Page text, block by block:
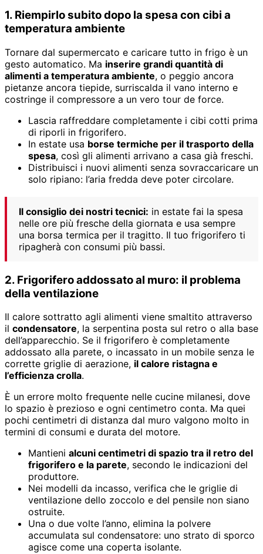
1. Riempirlo subito dopo la spesa con cibi a
temperatura ambiente
Tornare dal supermercato e caricare tutto in frigo è un
gesto automatico. Ma inserire grandi quantità di
alimenti a temperatura ambiente, o peggio ancora
pietanze ancora tiepide, surriscalda il vano interno e
costringe il compressore a un vero tour de force.
Lascia raffreddare completamente i cibi cotti prima
di riporli in frigorifero.
In estate usa borse termiche per il trasporto della
spesa, così gli alimenti arrivano a casa già freschi.
Distribuisci i nuovi alimenti senza sovraccaricare un
solo ripiano: l’aria fredda deve poter circolare.
Il consiglio dei nostri tecnici: in estate fai la spesa
nelle ore più fresche della giornata e usa sempre
una borsa termica per il tragitto. Il tuo frigorifero ti
ripagherà con consumi più bassi.
2. Frigorifero addossato al muro: il problema
della ventilazione
Il calore sottratto agli alimenti viene smaltito attraverso
il condensatore, la serpentina posta sul retro o alla base
dell’apparecchio. Se il frigorifero è completamente
addossato alla parete, o incassato in un mobile senza le
corrette griglie di aerazione, il calore ristagna e
l’efficienza crolla.
È un errore molto frequente nelle cucine milanesi, dove
lo spazio è prezioso e ogni centimetro conta. Ma quei
pochi centimetri di distanza dal muro valgono molto in
termini di consumi e durata del motore.
Mantieni alcuni centimetri di spazio tra il retro del
frigorifero e la parete, secondo le indicazioni del
produttore.
Nei modelli da incasso, verifica che le griglie di
ventilazione dello zoccolo e del pensile non siano
ostruite.
Una o due volte l’anno, elimina la polvere
accumulata sul condensatore: uno strato di sporco
agisce come una coperta isolante.